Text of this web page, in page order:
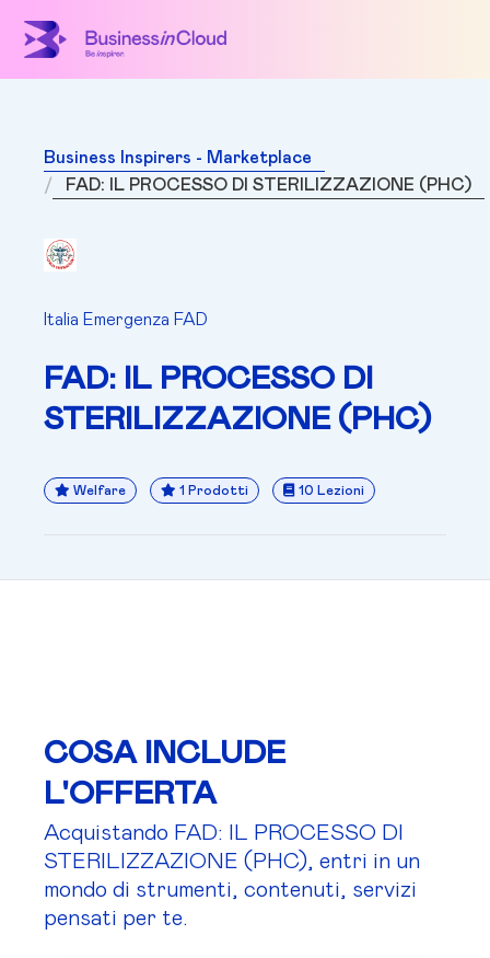
Business Inspirers - Marketplace
FAD: IL PROCESSO DI STERILIZZAZIONE (PHC)
Italia Emergenza FAD
FAD: IL PROCESSO DI
STERILIZZAZIONE (PHC)
Welfare 1 Prodotti 10 Lezioni
COSA INCLUDE
L'OFFERTA
Acquistando FAD: IL PROCESSO DI
STERILIZZAZIONE (PHC), entri in un
mondo di strumenti, contenuti, servizi
pensati per te.